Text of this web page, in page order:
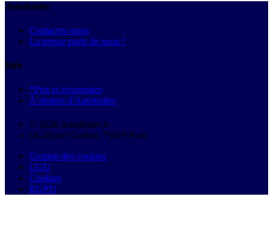
Autobutler
Contactez-nous
La presse parle de nous !
Info
*Prix et économies
À propos d'Autobutler
© 2026 Autobutler.fr
18-26 rue Goubet, 75019 Paris
Gestion des cookies
CGU
Cookies
RGPD